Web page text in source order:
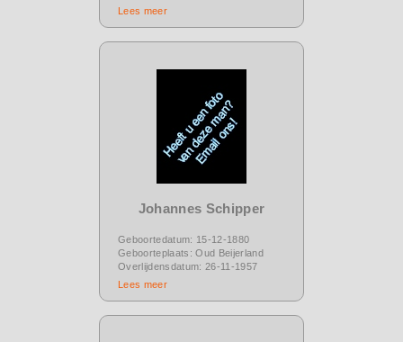
Lees meer
Johannes Schipper
Geboortedatum: 15-12-1880
Geboorteplaats: Oud Beijerland
Overlijdensdatum: 26-11-1957
Lees meer